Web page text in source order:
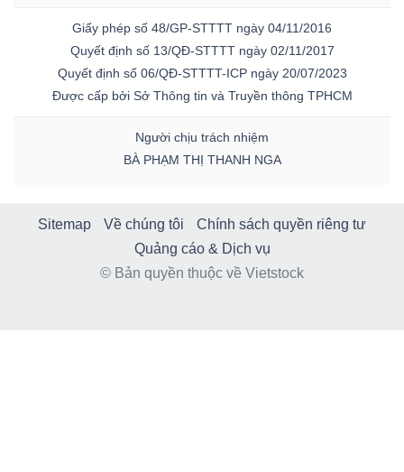
Giấy phép số 48/GP-STTTT ngày 04/11/2016
Quyết định số 13/QĐ-STTTT ngày 02/11/2017
Quyết định số 06/QĐ-STTTT-ICP ngày 20/07/2023
Được cấp bởi Sở Thông tin và Truyền thông TPHCM
Người chịu trách nhiệm
BÀ PHẠM THỊ THANH NGA
Sitemap Về chúng tôi
Chính sách quyền riêng tư
Quảng cáo & Dịch vụ
© Bản quyền thuộc về Vietstock